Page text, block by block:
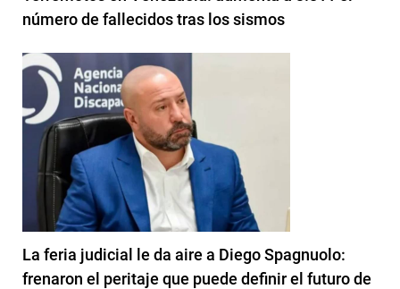
número de fallecidos tras los sismos
La feria judicial le da aire a Diego Spagnuolo:
frenaron el peritaje que puede definir el futuro de